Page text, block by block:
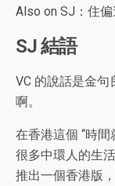
Also on SJ：住
SJ 結語
VC 的說話是金
啊。
在香港這個 “時
很多中環人的生
推出一個香港版